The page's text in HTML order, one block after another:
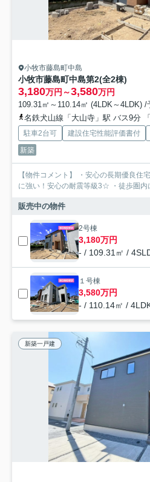
小牧市藤島町中島
小牧市藤島町中島第2(全2棟)
3,180万円～3,580万円
109.31㎡～110.14㎡ (4LDK～4LDK) /
名鉄犬山線「大山寺」駅 バス9分
駐車2台可 建設住宅性能評価書付
新築
【物件コメント】 ・安心の長期優良住
に強い！安心の耐震等級3☆ ・徒歩圏内
販売中の物件
2号棟
3,180万円
- / 109.31㎡ /
１号棟
3,580万円
- / 110.14㎡ /
新築一戸建